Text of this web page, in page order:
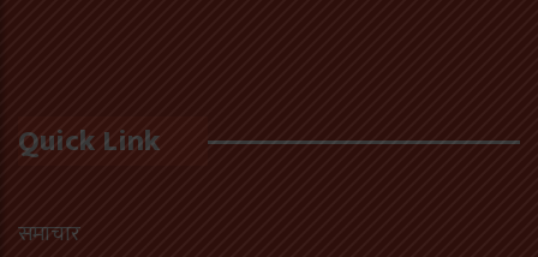
Quick Link
समाचार